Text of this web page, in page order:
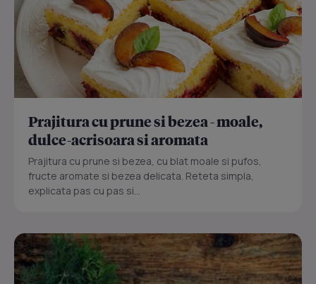
Prajitura cu prune si bezea - moale,
dulce-acrisoara si aromata
Prajitura cu prune si bezea, cu blat moale si pufos,
fructe aromate si bezea delicata. Reteta simpla,
explicata pas cu pas si...